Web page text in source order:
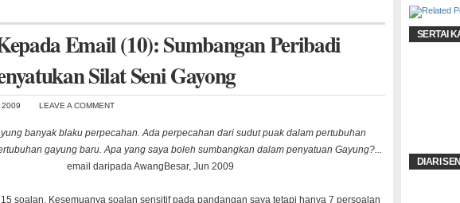
Email (10): Sumbangan Peribadi
Silat Seni Gayong
2009 LEAVE A COMMENT
banyak blaku perpecahan. Ada perpecahan dari sudut puak dalam pertubuhan
gayung baru. Apa yang saya boleh sumbangkan dalam penyatuan Gayung?...
email daripada AwangBesar, Jun 2009
soalan. Kesemuanya soalan sensitif pada pandangan saya tetapi hanya 7 persoalan
SERTAI
DIARI